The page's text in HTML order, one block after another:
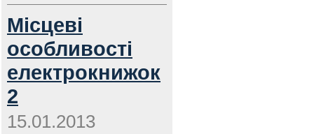
Місцеві
особливості
електрокнижок
2
15.01.2013